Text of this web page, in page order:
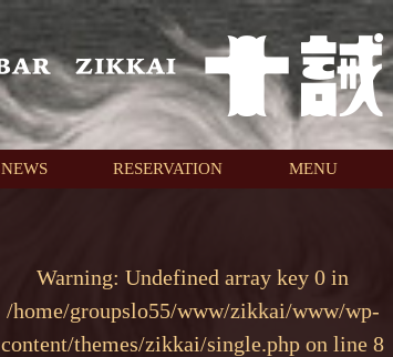
NEWS RESERVATION MENU
Warning: Undefined array key 0 in
/home/groupslo55/www/zikkai/www/wp-
content/themes/zikkai/single.php on line 8